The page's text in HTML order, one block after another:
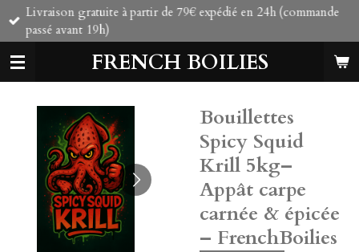
Passer
principal
FRENCH BOILIES
Livraison gratuite à partir de 79€ expédié en 24h (commande
passé avant 19h)
Bouillettes
Spicy Squid
Krill 5kg–
Appât carpe
carnée & épicée
– FrenchBoilies